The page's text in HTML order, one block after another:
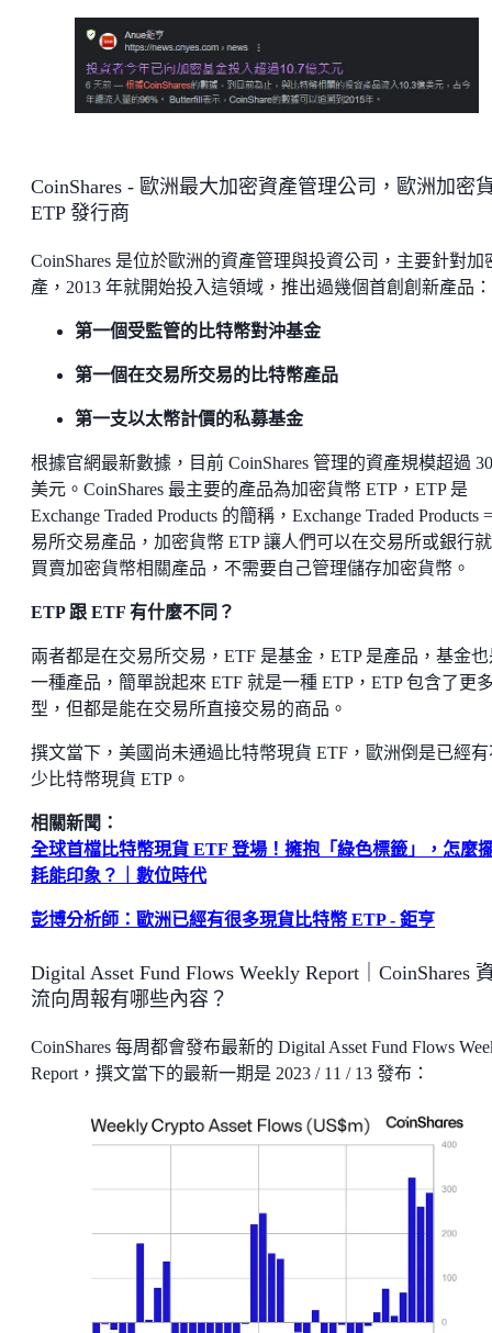
CoinShares - 歐洲最大加密資產管理公司，歐洲加密
ETP 發行商
CoinShares 是位於歐洲的資產管理與投資公司，主要針對加
產，2013 年就開始投入這領域，推出過幾個首創創新產品：
第一個受監管的比特幣對沖基金
第一個在交易所交易的比特幣產品
第一支以太幣計價的私募基金
根據官網最新數據，目前 CoinShares 管理的資產規模超過
美元。CoinShares 最主要的產品為加密貨幣 ETP，ETP 是
Exchange Traded Products 的簡稱，Exchange Traded Products
易所交易產品，加密貨幣 ETP 讓人們可以在交易所或銀行
買賣加密貨幣相關產品，不需要自己管理儲存加密貨幣。
ETP 跟 ETF 有什麼不同？
兩者都是在交易所交易，ETF 是基金，ETP 是產品，基金
一種產品，簡單說起來 ETF 就是一種 ETP，ETP 包含了更
型，但都是能在交易所直接交易的商品。
撰文當下，美國尚未通過比特幣現貨 ETF，歐洲倒是已經有
少比特幣現貨 ETP。
相關新聞：
全球首檔比特幣現貨 ETF 登場！擁抱「綠色標籤」，怎麼
耗能印象？｜數位時代
彭博分析師：歐洲已經有很多現貨比特幣 ETP - 鉅亨
Digital Asset Fund Flows Weekly Report｜CoinShares
流向周報有哪些內容？
CoinShares 每周都會發布最新的 Digital Asset Fund Flows
Report，撰文當下的最新一期是 2023 / 11 / 13 發布：